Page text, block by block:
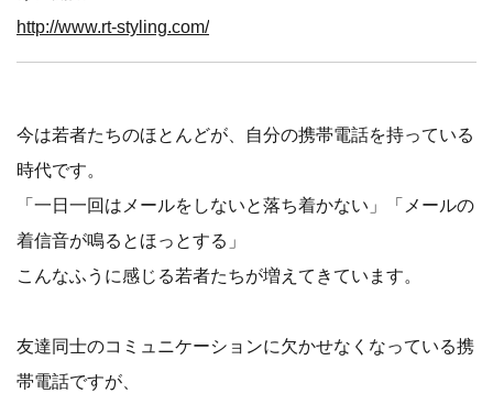
http://www.rt-styling.com/
今は若者たちのほとんどが、自分の携帯電話を持っている
時代です。
「一日一回はメールをしないと落ち着かない」「メールの
着信音が鳴るとほっとする」
こんなふうに感じる若者たちが増えてきています。
友達同士のコミュニケーションに欠かせなくなっている携
帯電話ですが、